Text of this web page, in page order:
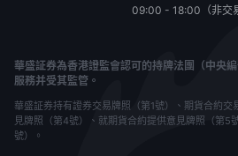
09:00 - 18:00（非交
華盛証券為香港證監會認可的持牌法團（中央
服務并受其監管。
華盛証券持有證券交易牌照（第1號）、期貨合約
見牌照（第4號）、就期貨合約提供意見牌照（第5
號）。